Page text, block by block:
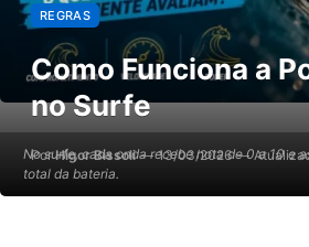
No surfe, cada onda recebe nota de 0 a 10 e
total da bateria.
REGRAS
Como Funciona a
no Surfe
Por Higor Bissoli 13/03/2026